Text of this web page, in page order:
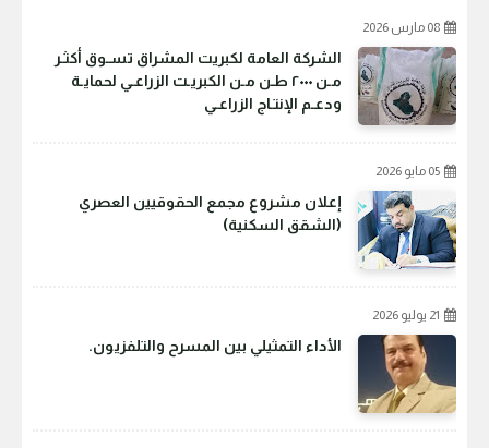
08 مارس 2026
الشركة العامة لكبريت المشراق تسـوق أكثـر
مـن ٢٠٠٠ طـن مـن الكبريـت الزراعـي لحمايـة
ودعـم الإنتـاج الزراعـي
05 مايو 2026
إعلان مشروع مجمع الحقوقيين العصري
(الشقق السكنية)
21 يوليو 2026
الأداء التمثيلي بين المسرح والتلفزيون.